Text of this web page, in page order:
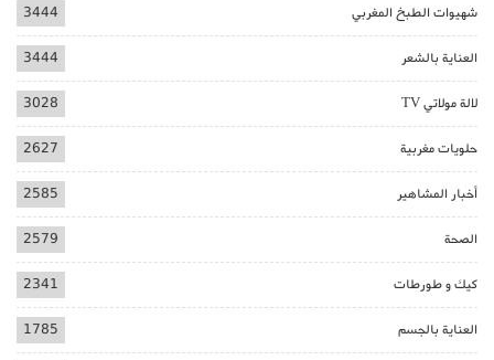
شهيوات الطبخ المغربي 3444
العناية بالشعر 3444
لالة مولاتي TV 3028
حلويات مغربية 2627
أخبار المشاهير 2585
الصحة 2579
كيك و طورطات 2341
العناية بالجسم 1785